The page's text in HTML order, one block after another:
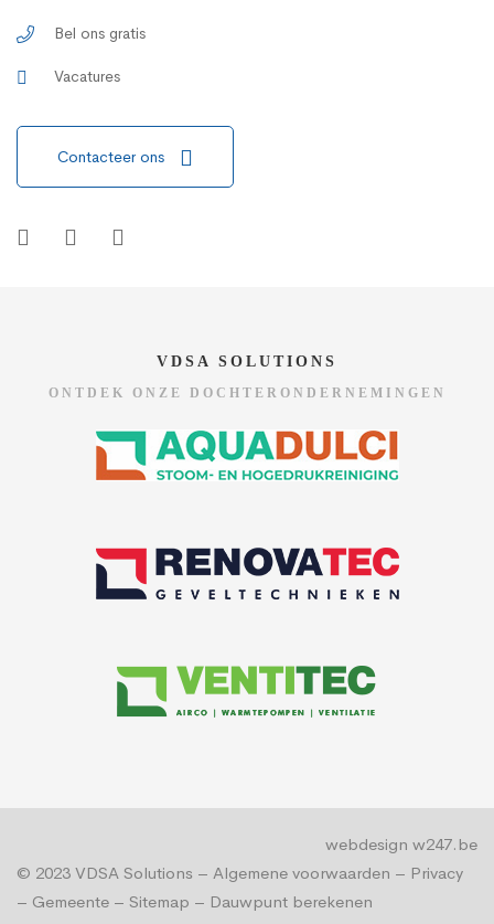
Bel ons gratis
Vacatures
Contacteer ons
VDSA SOLUTIONS
ONTDEK ONZE DOCHTERONDERNEMINGEN
© 2023 VDSA Solutions – Algemene voorwaarden – Privacy
– Gemeente – Sitemap – Dauwpunt berekenen
webdesign w247.be